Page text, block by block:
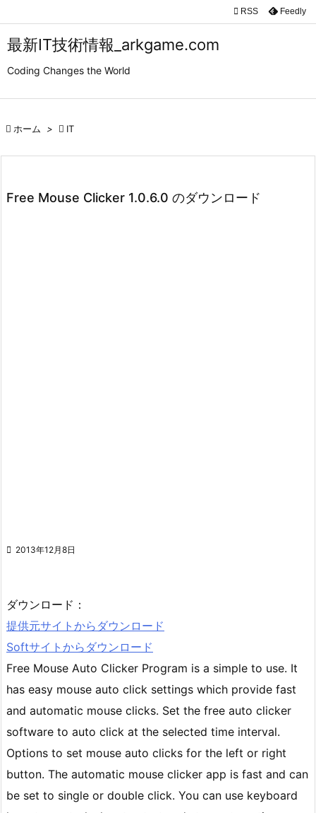
最新IT技術情報_arkgame.com
Coding Changes the World


 RSS Feedly
 ホーム >  IT
Free Mouse Clicker 1.0.6.0 のダウンロード
 2013年12月8日
ダウンロード：
提供元サイトからダウンロード
Softサイトからダウンロード
Free Mouse Auto Clicker Program is a simple to use. It
has easy mouse auto click settings which provide fast
and automatic mouse clicks. Set the free auto clicker
software to auto click at the selected time interval.
Options to set mouse auto clicks for the left or right
button. The automatic mouse clicker app is fast and can
be set to single or double click. You can use keyboard